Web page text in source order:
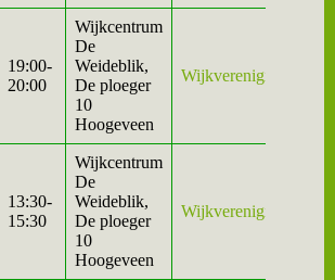
19:00-
20:00
Wijkcentrum
De
Weideblik,
De ploeger
10
Hoogeveen
Wijkvereniging
13:30-
15:30
Wijkcentrum
De
Weideblik,
De ploeger
10
Hoogeveen
Wijkvereniging